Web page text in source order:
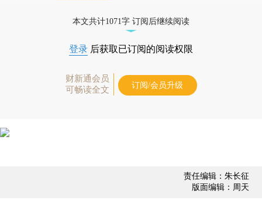
本文共计1071字 订阅后继续阅读
登录 后获取已订阅的阅读权限
财新通会员
可畅读全文
订阅/会员升级
责任编辑：朱长征
版面编辑：周天